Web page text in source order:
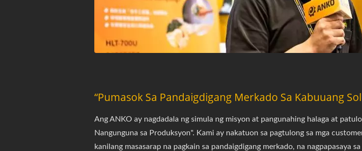
“Pumasok Sa Pandaigdigang Merkado Sa Kabuuang
Ang ANKO ay nagdadala ng simula ng misyon at pangunahing halaga at
Nangunguna sa Produksyon". Kami ay nakatuon sa pagtulong sa mga
kanilang masasarap na pagkain sa pandaigdigang merkado, na nagpapasaya